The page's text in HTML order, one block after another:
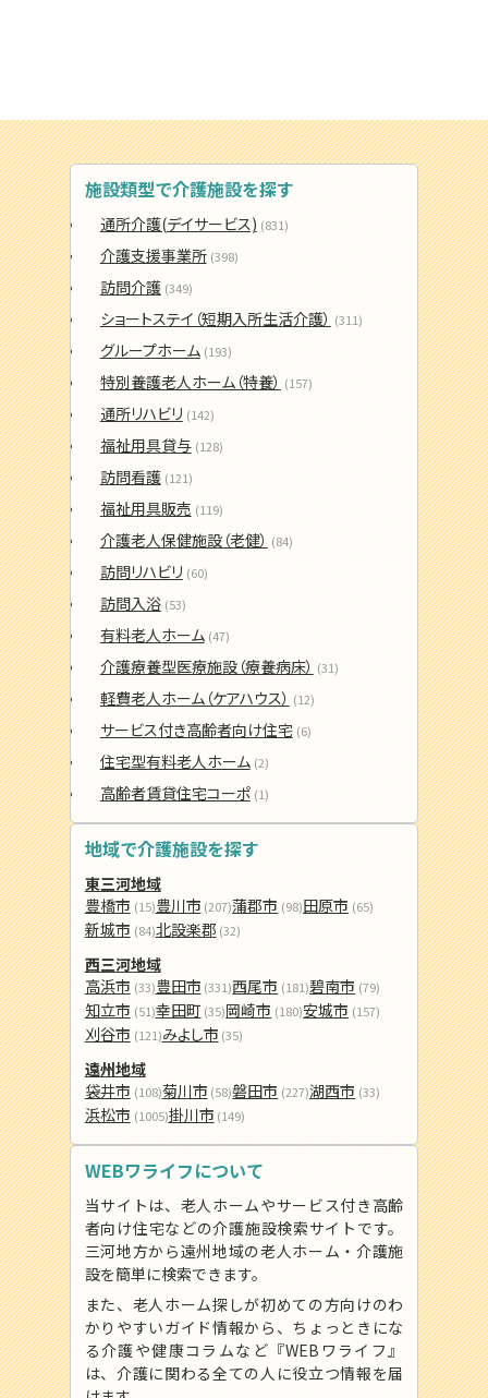
施設類型で介護施設を探す
通所介護(デイサービス) (831)
介護支援事業所 (398)
訪問介護 (349)
ショートステイ（短期入所生活介護） (311)
グループホーム (193)
特別養護老人ホーム（特養） (157)
通所リハビリ (142)
福祉用具貸与 (128)
訪問看護 (121)
福祉用具販売 (119)
介護老人保健施設（老健） (84)
訪問リハビリ (60)
訪問入浴 (53)
有料老人ホーム (47)
介護療養型医療施設（療養病床） (31)
軽費老人ホーム（ケアハウス） (12)
サービス付き高齢者向け住宅 (6)
住宅型有料老人ホーム (2)
高齢者賃貸住宅コーポ (1)
地域で介護施設を探す
東三河地域
豊橋市 (15)豊川市 (207)蒲郡市 (98)田原市 (65)
新城市 (84)北設楽郡 (32)
西三河地域
高浜市 (33)豊田市 (331)西尾市 (181)碧南市 (79)
知立市 (51)幸田町 (35)岡崎市 (180)安城市 (157)
刈谷市 (121)みよし市 (35)
遠州地域
袋井市 (108)菊川市 (58)磐田市 (227)湖西市 (33)
浜松市 (1005)掛川市 (149)
WEBワライフについて
当サイトは、老人ホームやサービス付き高齢
者向け住宅などの介護施設検索サイトです。
三河地方から遠州地域の老人ホーム・介護施
設を簡単に検索できます。
また、老人ホーム探しが初めての方向けのわ
かりやすいガイド情報から、ちょっときにな
る介護や健康コラムなど『WEBワライフ』
は、介護に関わる全ての人に役立つ情報を届